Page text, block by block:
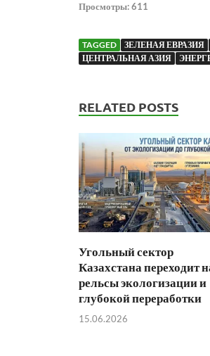
Просмотры:611
TAGGED ЗЕЛЕНАЯ ЕВРАЗИЯ
ЦЕНТРАЛЬНАЯ АЗИЯ
RELATED POSTS
Угольный сектор
Казахстана переходит
рельсы экологизации и
глубокой переработки
15.06.2026